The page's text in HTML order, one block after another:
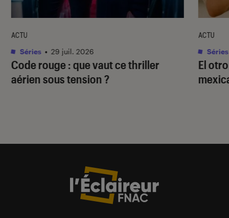
Code rouge: que vaut ce thriller
aérien sous tension ?
ACTU
Séries • 29 juil. 2026
El
ACTU
Séries